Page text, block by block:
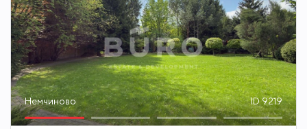
Немчиново ID 9219